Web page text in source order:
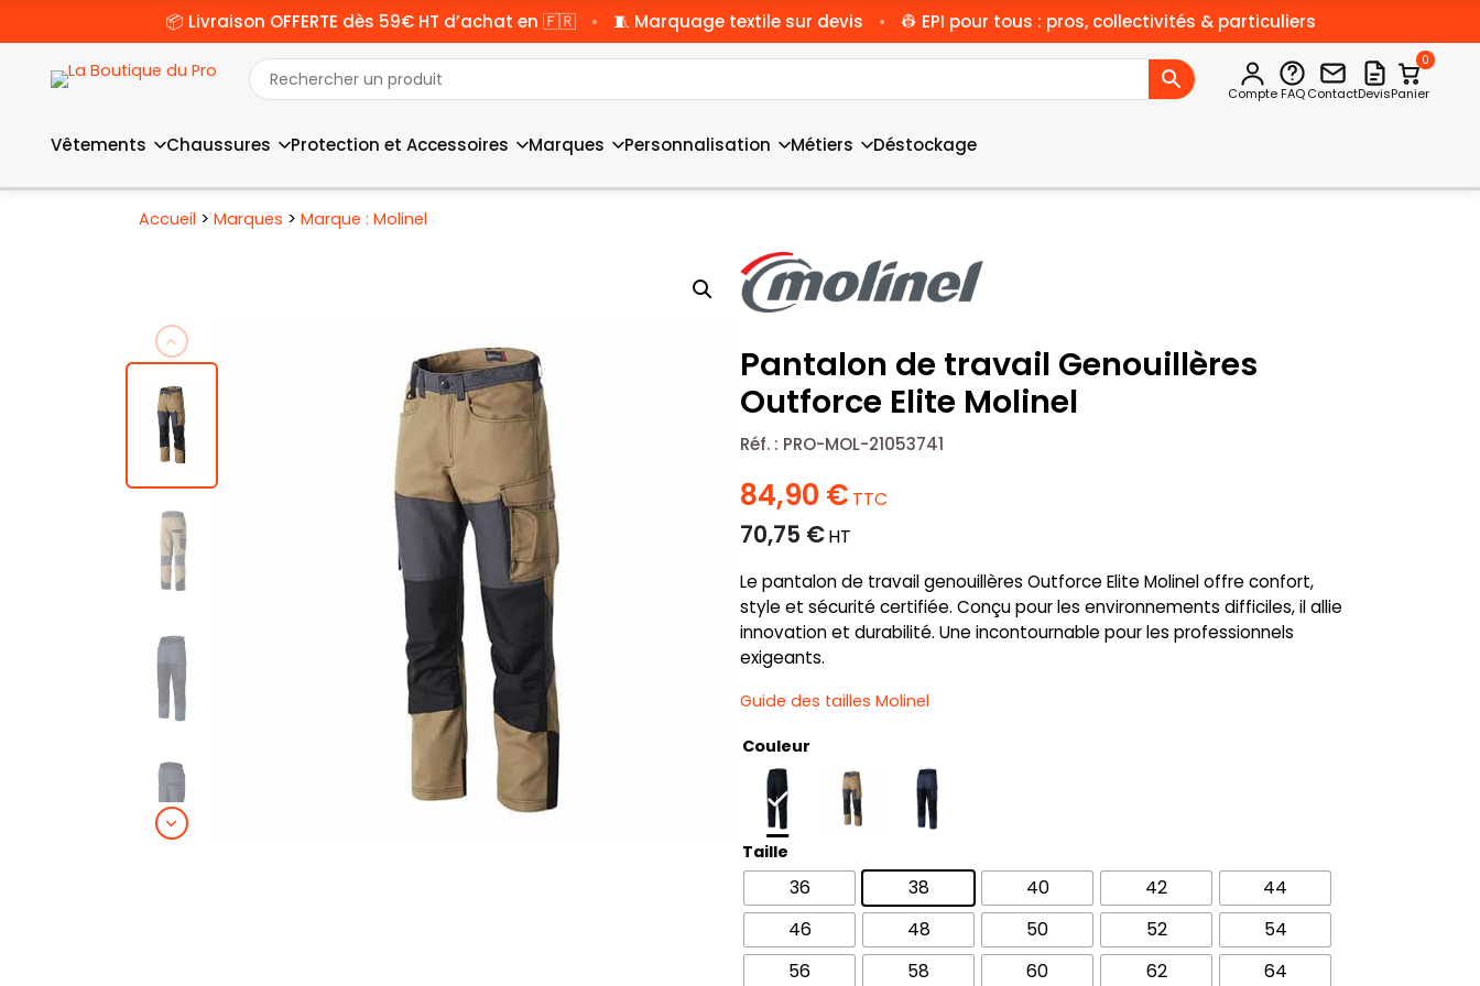
📦 Livraison OFFERTE dès 59€ HT d’achat en 🇫🇷 • 🧵 Marquage textile sur devis • 👷 EPI pour tous : pros, collectivités & particuliers
Compte FAQContactDevis
0
Panier
Vêtements Chaussures Protection et Accessoires Marques Personnalisation Métiers Déstockage
Accueil > Marques > Marque : Molinel
Pantalon de travail Genouillères
Outforce Elite Molinel
Réf. : PRO-MOL-21053741
84,90 € TTC
70,75 €HT
Le pantalon de travail genouillères Outforce Elite Molinel offre confort,
style et sécurité certifiée. Conçu pour les environnements difficiles, il allie
innovation et durabilité. Une incontournable pour les professionnels
exigeants.
Guide des tailles Molinel
Couleur
Taille
36 38 40 42
44
46
48 50 52
54
56
58 60 62
64